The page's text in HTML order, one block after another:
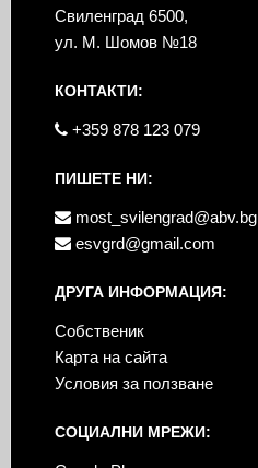
Свиленград 6500,
ул. М. Шомов №18
КОНТАКТИ:
+359 878 123 079
ПИШЕТЕ НИ:
most_svilengrad@abv.bg
esvgrd@gmail.com
ДРУГА ИНФОРМАЦИЯ:
Собственик
Карта на сайта
Условия за ползване
СОЦИАЛНИ МРЕЖИ: